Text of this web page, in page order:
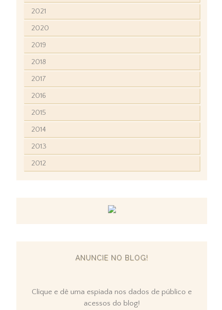
2021
2020
2019
2018
2017
2016
2015
2014
2013
2012
ANUNCIE NO BLOG!
Clique e dê uma espiada nos dados de público e
acessos do blog!